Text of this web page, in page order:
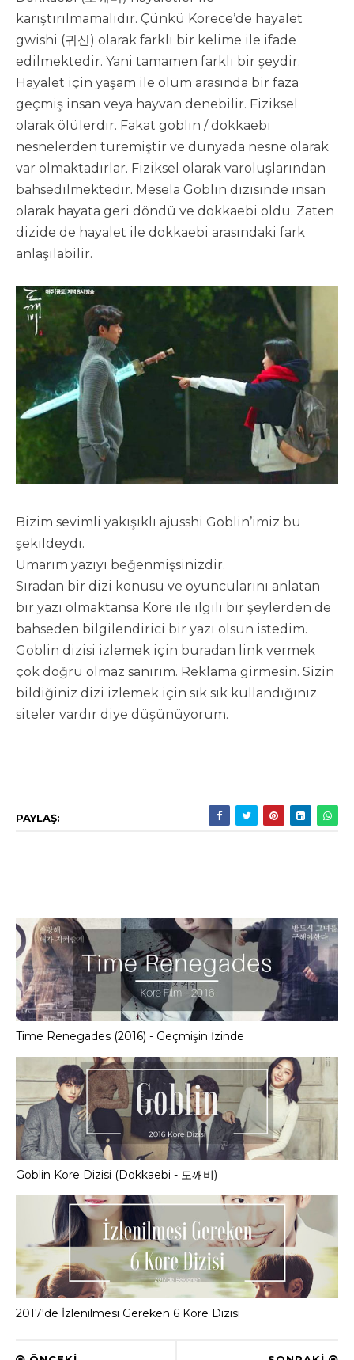
karıştırılmamalıdır. Çünkü Korece’de hayalet
gwishi (귀신) olarak farklı bir kelime ile ifade
edilmektedir. Yani tamamen farklı bir şeydir.
Hayalet için yaşam ile ölüm arasında bir faza
geçmiş insan veya hayvan denebilir. Fiziksel
olarak ölülerdir. Fakat goblin / dokkaebi
nesnelerden türemiştir ve dünyada nesne olarak
var olmaktadırlar. Fiziksel olarak varoluşlarından
bahsedilmektedir. Mesela Goblin dizisinde insan
olarak hayata geri döndü ve dokkaebi oldu. Zaten
dizide de hayalet ile dokkaebi arasındaki fark
anlaşılabilir.
Bizim sevimli yakışıklı ajusshi Goblin’imiz bu
şekildeydi.
Umarım yazıyı beğenmişsinizdir.
Sıradan bir dizi konusu ve oyuncularını anlatan
bir yazı olmaktansa Kore ile ilgili bir şeylerden de
bahseden bilgilendirici bir yazı olsun istedim.
Goblin dizisi izlemek için buradan link vermek
çok doğru olmaz sanırım. Reklama girmesin. Sizin
bildiğiniz dizi izlemek için sık sık kullandığınız
siteler vardır diye düşünüyorum.
PAYLAŞ:
Time Renegades (2016) - Geçmişin İzinde
Goblin Kore Dizisi (Dokkaebi - 도깨비)
2017'de İzlenilmesi Gereken 6 Kore Dizisi